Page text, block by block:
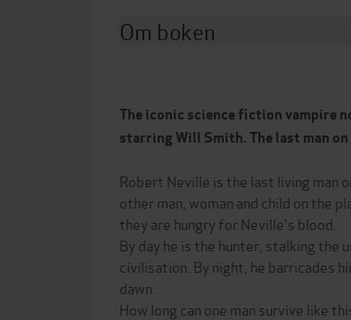
Om boken
The iconic science fiction vampire
starring Will Smith. The last man on
Robert Neville is the last living man
other man, woman and child on the
they are hungry for Neville's blood.
By day he is the hunter, stalking the
civilisation. By night, he barricades
dawn.
How long can one man survive like